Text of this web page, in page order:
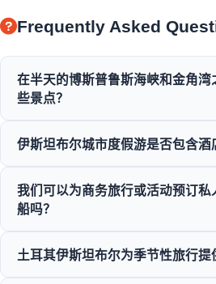
Frequently Asked
在半天的博斯普鲁斯海峡和金角湾
些景点？
奥塔科伊清真寺、鲁梅利堡垒以及
伊斯坦布尔城市度假游是否包含酒
提供便捷的酒店接送服务。
我们可以为商务旅行或活动预订私
船吗？
斯普鲁斯晚餐巡航，专注于商务旅行
土耳其伊斯坦布尔为季节性旅行提